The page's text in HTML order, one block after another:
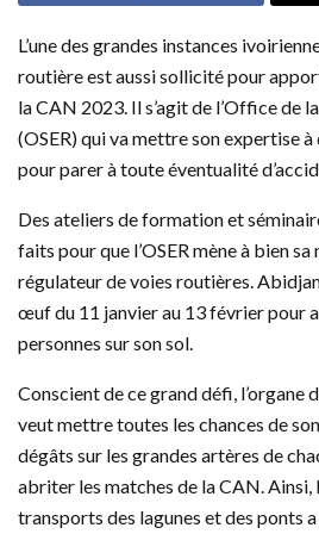
L’une des grandes instances
routière est aussi sollicité pour
la CAN 2023. Il s’agit de l’Office de
(OSER) qui va mettre son expertise
pour parer à toute éventualité
Des ateliers de formation et
faits pour que l’OSER mène à bien
régulateur de voies routières.
œuf du 11 janvier au 13 février pour
personnes sur son sol.
Conscient de ce grand défi, l’organe
veut mettre toutes les chances de
dégâts sur les grandes artères de
abriter les matches de la CAN.
transports des lagunes et des ponts